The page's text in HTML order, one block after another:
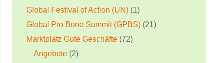
Global Festival of Action (UN) (1)
Global Pro Bono Summit (GPBS) (21)
Marktplatz Gute Geschäfte (72)
Angebote (2)